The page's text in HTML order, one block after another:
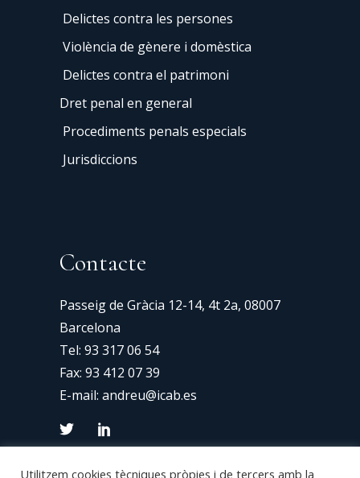
Delictes contra les persones
Violència de gènere i domèstica
Delictes contra el patrimoni
Dret penal en general
Procediments penals especials
Jurisdiccions
Contacte
Passeig de Gràcia 12-14, 4t 2a, 08007
Barcelona
Tel: 93 317 06 54
Fax: 93 412 07 39
E-mail: andreu@icab.es
Utilitzem cookies tècniques pròpies i de tercers amb la